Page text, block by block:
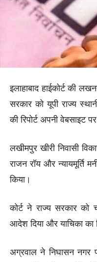
इलाहाबाद हाईकोर्ट की
सरकार को यूपी राज्य
की रिपोर्ट अपनी वेबसाइट
लखीमपुर खीरी निवासी
राजन रॉय और न्यायमूर्ति
किया।
कोर्ट ने राज्य सरकार को
आदेश दिया और याचिका का
अग्रवाल ने निघासन नगर